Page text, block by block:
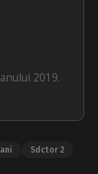
2019.
Sdctor 2